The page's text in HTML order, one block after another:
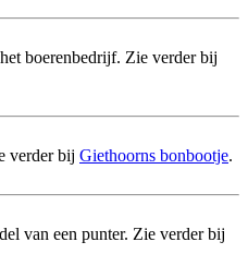
boerenbedrijf. Zie verder bij
verder bij Giethoorns bonbootje.
van een punter. Zie verder bij